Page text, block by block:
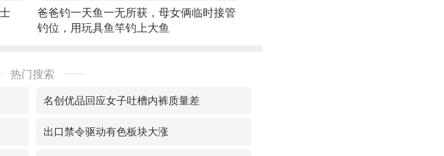
爸爸钓一天鱼一无所获，母女俩临时接管
钓位，用玩具鱼竿钓上大鱼
热门搜索
名创优品回应女子吐槽内裤质量差
出口禁令驱动有色板块大涨